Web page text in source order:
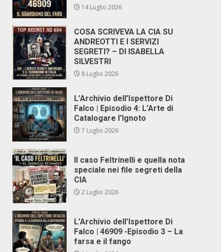
14 Luglio 2026
COSA SCRIVEVA LA CIA SU
ANDREOTTI E I SERVIZI
SEGRETI? – DI ISABELLA
SILVESTRI
8 Luglio 2026
L’Archivio dell’Ispettore Di
Falco | Episodio 4: L’Arte di
Catalogare l’Ignoto
7 Luglio 2026
Il caso Feltrinelli e quella nota
speciale nei file segreti della
CIA
2 Luglio 2026
L’Archivio dell’Ispettore Di
Falco | 46909 -Episodio 3 – La
farsa e il fango